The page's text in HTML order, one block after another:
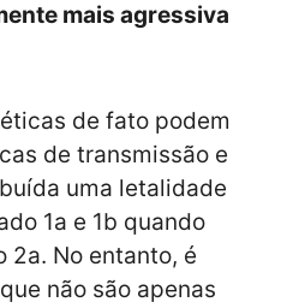
mais agressiva
de fato podem
de transmissão e
uma letalidade
1a e 1b quando
2a. No entanto, é
não são apenas